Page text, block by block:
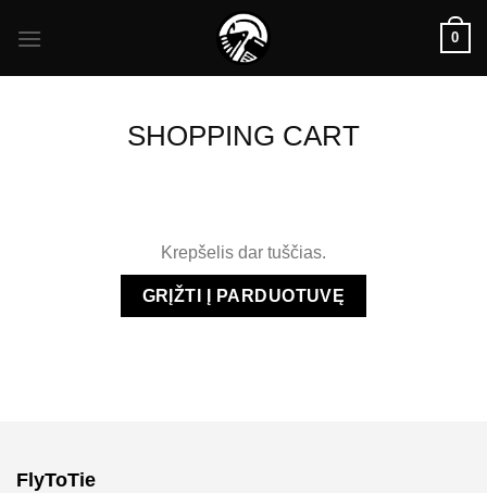
0
SHOPPING CART
Krepšelis dar tuščias.
GRĮŽTI Į PARDUOTUVĘ
FlyToTie